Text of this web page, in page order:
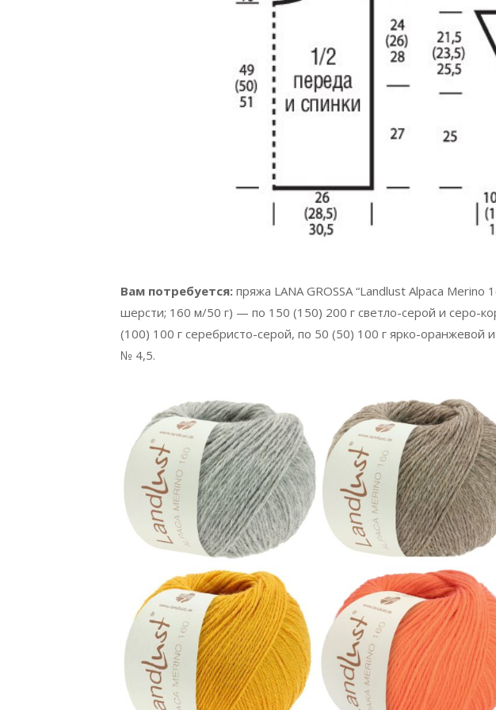
Вам потребуется: пряжа LANA GROSSA “Landlust Alpaca Merino
шерсти; 160 м/50 г) — по 150 (150) 200 г светло-серой и серо-
(100) 100 г серебристо-серой, по 50 (50) 100 г ярко-оранжевой
№ 4,5.